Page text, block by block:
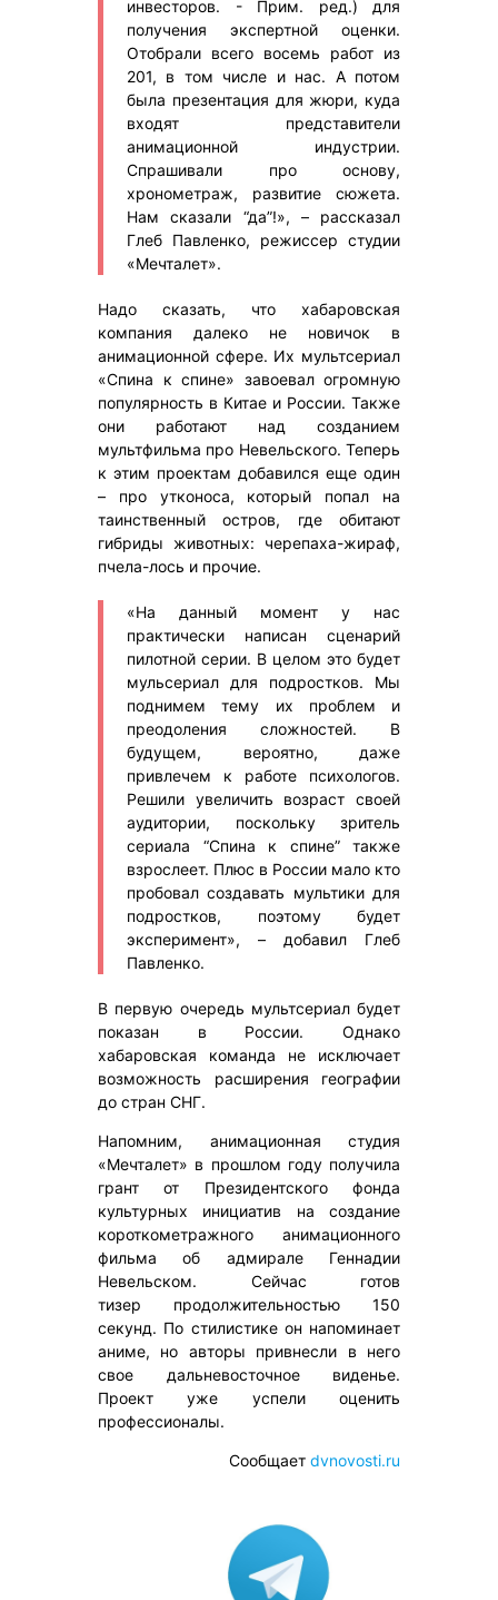
инвесторов. - Прим. ред.) для
получения экспертной оценки.
Отобрали всего восемь работ из
201, в том числе и нас. А потом
была презентация для жюри, куда
входят представители
анимационной индустрии.
Спрашивали про основу,
хронометраж, развитие сюжета.
Нам сказали “да”!», – рассказал
Глеб Павленко, режиссер студии
«Мечталет».
Надо сказать, что хабаровская
компания далеко не новичок в
анимационной сфере. Их мультсериал
«Спина к спине» завоевал огромную
популярность в Китае и России. Также
они работают над созданием
мультфильма про Невельского. Теперь
к этим проектам добавился еще один
– про утконоса, который попал на
таинственный остров, где обитают
гибриды животных: черепаха-жираф,
пчела-лось и прочие.
«На данный момент у нас
практически написан сценарий
пилотной серии. В целом это будет
мульсериал для подростков. Мы
поднимем тему их проблем и
преодоления сложностей. В
будущем, вероятно, даже
привлечем к работе психологов.
Решили увеличить возраст своей
аудитории, поскольку зритель
сериала “Спина к спине” также
взрослеет. Плюс в России мало кто
пробовал создавать мультики для
подростков, поэтому будет
эксперимент», – добавил Глеб
Павленко.
В первую очередь мультсериал будет
показан в России. Однако
хабаровская команда не исключает
возможность расширения географии
до стран СНГ.
Напомним, анимационная студия
«Мечталет» в прошлом году получила
грант от Президентского фонда
культурных инициатив на создание
короткометражного анимационного
фильма об адмирале Геннадии
Невельском. Сейчас готов
тизер продолжительностью 150
секунд. По стилистике он напоминает
аниме, но авторы привнесли в него
свое дальневосточное виденье.
Проект уже успели оценить
профессионалы.
Сообщает dvnovosti.ru